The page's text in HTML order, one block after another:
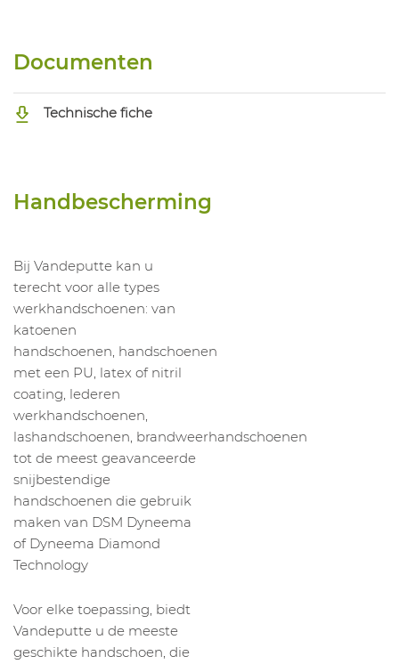
Documenten
Technische fiche
Handbescherming
Bij Vandeputte kan u
terecht voor alle types
werkhandschoenen: van
katoenen
handschoenen, handschoenen
met een PU, latex of nitril
coating, lederen
werkhandschoenen,
lashandschoenen, brandweerhandschoenen
tot de meest geavanceerde
snijbestendige
handschoenen die gebruik
maken van DSM Dyneema
of Dyneema Diamond
Technology
Voor elke toepassing, biedt
Vandeputte u de meeste
geschikte handschoen, die